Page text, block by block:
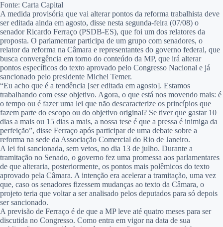
Fonte: Carta Capital
A medida provisória que vai alterar pontos da reforma trabalhista deve
ser editada ainda em agosto, disse nesta segunda-feira (07/08) o
senador Ricardo Ferraço (PSDB-ES), que foi um dos relatores da
proposta. O parlamentar participa de um grupo com senadores, o
relator da reforma na Câmara e representantes do governo federal, que
busca convergência em torno do conteúdo da MP, que irá alterar
pontos específicos do texto aprovado pelo Congresso Nacional e já
sancionado pelo presidente Michel Temer.
“Eu acho que é a tendência [ser editada em agosto]. Estamos
trabalhando com esse objetivo. Agora, o que está nos movendo mais: é
o tempo ou é fazer uma lei que não descaracterize os princípios que
fazem parte do escopo ou do objetivo original? Se tiver que gastar 10
dias a mais ou 15 dias a mais, a nossa tese é que a pressa é inimiga da
perfeição”, disse Ferraço após participar de uma debate sobre a
reforma na sede da Associação Comercial do Rio de Janeiro.
A lei foi sancionada, sem vetos, no dia 13 de julho. Durante a
tramitação no Senado, o governo fez uma promessa aos parlamentares
de que alteraria, posteriormente, os pontos mais polêmicos do texto
aprovado pela Câmara. A intenção era acelerar a tramitação, uma vez
que, caso os senadores fizessem mudanças ao texto da Câmara, o
projeto teria que voltar a ser analisado pelos deputados para só depois
ser sancionado.
A previsão de Ferraço é de que a MP leve até quatro meses para ser
discutida no Congresso. Como entra em vigor na data de sua